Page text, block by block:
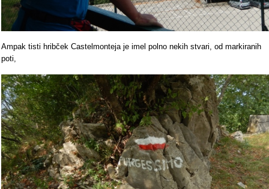
Ampak tisti hribček Castelmonteja je imel polno nekih stvari, od markiranih
poti,